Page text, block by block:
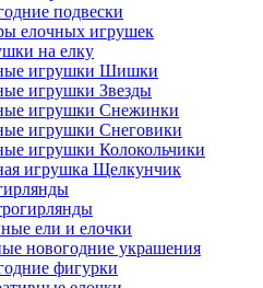
подвески
елочных игрушек
на елку
игрушки Шишки
игрушки Звезды
игрушки Снежинки
игрушки Снеговики
игрушки Колокольчики
игрушка Щелкунчик
ели и елочки
новогодние украшения
фигурки